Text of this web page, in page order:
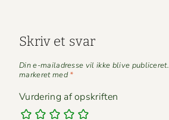
Skriv et svar
Din e-mailadresse vil ikke blive publiceret.
markeret med*
Vurdering af opskriften